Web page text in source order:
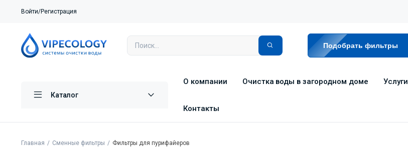
Войти/Регистрация
Подобрать фильтры
Каталог
О компании Очистка воды в загородном доме Услуги
Контакты
Главная Сменные фильтры Фильтры для пурифайеров